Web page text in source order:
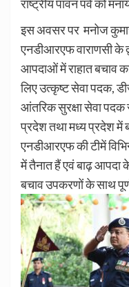
राष्ट्रीय पावन पर्व को
इस अवसर पर मनोज कुमार
एनडीआरएफ वाराणसी के
आपदाओं में राहात बचाव
लिए उत्कृष्ट सेवा पदक,
आंतरिक सुरक्षा सेवा पदक
प्रदेश तथा मध्य प्रदेश में
एनडीआरएफ की टीमें
में तैनात हैं एवं बाढ़ आपदा
बचाव उपकरणों के साथ